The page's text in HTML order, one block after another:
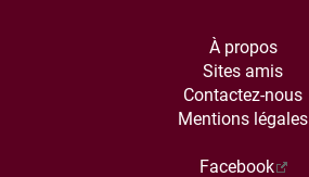
À propos
Sites amis
Contactez-nous
Mentions légales
Facebook